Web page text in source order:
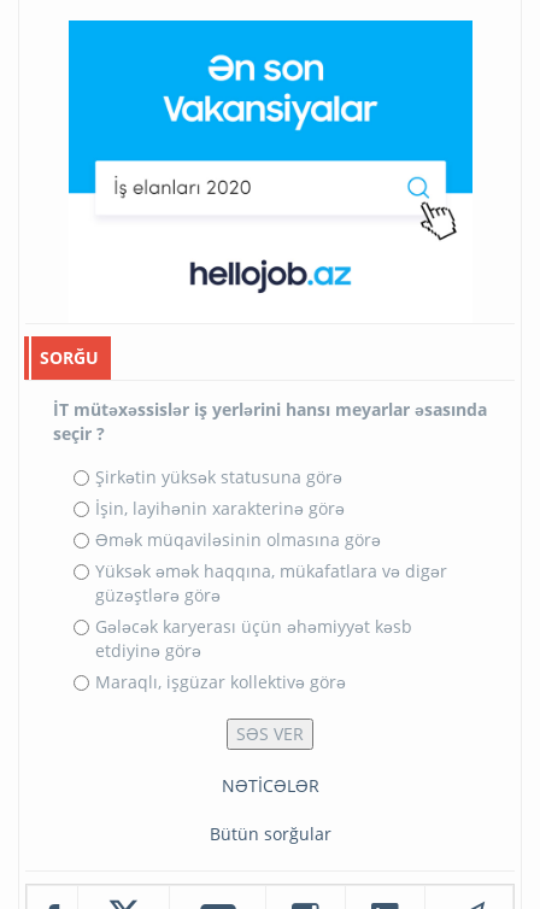
SORĞU
İT mütəxəssislər iş yerlərini hansı meyarlar əsasında
seçir ?
Şirkətin yüksək statusuna görə
İşin, layihənin xarakterinə görə
Əmək müqaviləsinin olmasına görə
Yüksək əmək haqqına, mükafatlara və digər
güzəştlərə görə
Gələcək karyerası üçün əhəmiyyət kəsb
etdiyinə görə
Maraqlı, işgüzar kollektivə görə
NƏTİCƏLƏR
Bütün sorğular